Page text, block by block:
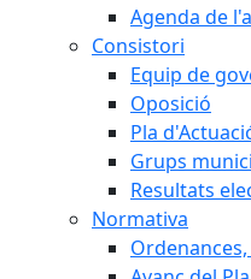
Agenda de
Consistori
Equip de
Oposició
Pla
Grups
Resultats
Normativa